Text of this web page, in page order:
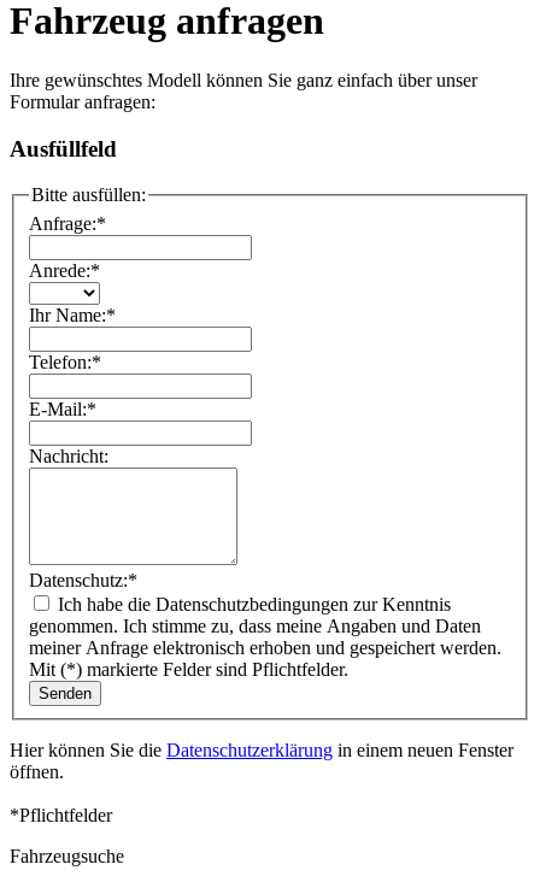
Fahrzeug anfragen
Ihre gewünschtes Modell können Sie ganz einfach über unser
Formular anfragen:
Ausfüllfeld
Bitte ausfüllen:
Anfrage:*
Anrede:*
Ihr Name:*
Telefon:*
E-Mail:*
Nachricht:
Datenschutz:*
genommen. Ich stimme zu, dass meine Angaben und Daten
meiner Anfrage elektronisch erhoben und gespeichert werden.
Mit (*) markierte Felder sind Pflichtfelder.
Hier können Sie die Datenschutzerklärung in einem neuen Fenster
öffnen.
*Pflichtfelder
Fahrzeugsuche